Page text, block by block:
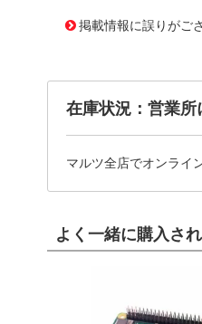
掲載情報に誤りがご
在庫状況：営業所
マルツ全店でオンライ
よく一緒に購入さ